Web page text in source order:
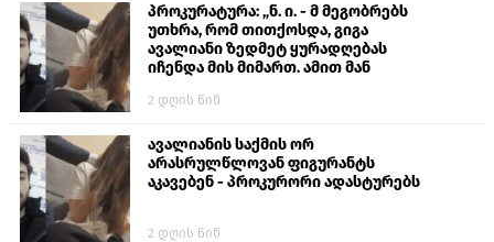
პროკურატურა: „ნ. ი. - მ მეგობრებს
უთხრა, რომ თითქოსდა, გიგა
ავალიანი ზედმეტ ყურადღებას
იჩენდა მის მიმართ. ამით მან
თავს დასხმოდა გიგა ავალიანს“
2 დღის წინ
ავალიანის საქმის ორ
არასრულწლოვან ფიგურანტს
აკავებენ - პროკურორი ადასტურებს
2 დღის წინ